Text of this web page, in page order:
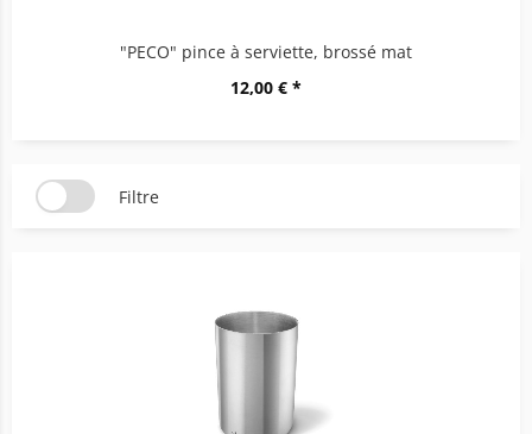
"PECO" pince à serviette, brossé mat
12,00 € *
Filtre